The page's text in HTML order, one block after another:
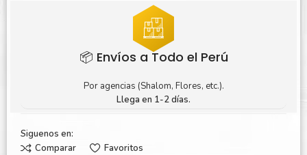
📦 Envíos a Todo el Perú
Por agencias (Shalom, Flores, etc.).
Llega en 1-2 días.
Siguenos en:
Comparar
Favoritos